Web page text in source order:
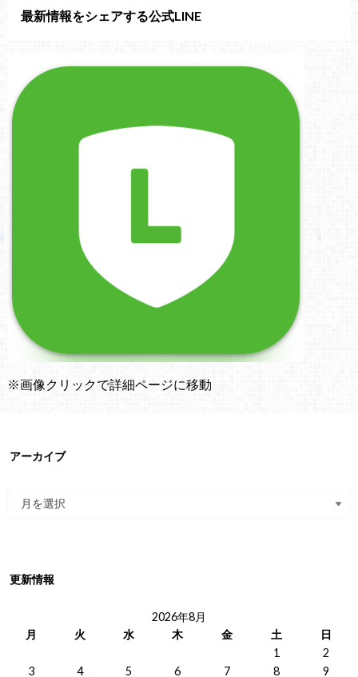
最新情報をシェアする公式LINE
※画像クリックで詳細ページに移動
アーカイブ
更新情報
2026年8月
月
火 水 木 金 土
日
1
2
3
4 5 6 7 8 9